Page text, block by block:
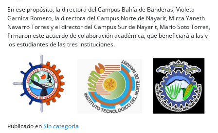
En ese propósito, la directora del Campus Bahía de Banderas, Violeta
Garnica Romero, la directora del Campus Norte de Nayarit, Mirza Yaneth
Navarro Torres y el director del Campus Sur de Nayarit, Mario Soto Torres,
firmaron este acuerdo de colaboración académica, que beneficiará a las y
los estudiantes de las tres instituciones.
Publicado enSin categoría